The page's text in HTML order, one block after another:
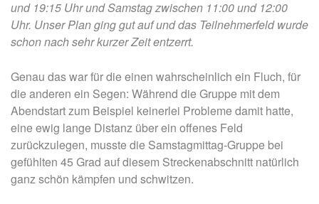
und 19:15 Uhr und Samstag zwischen 11:00 und 12:00
Uhr. Unser Plan ging gut auf und das Teilnehmerfeld wurde
schon nach sehr kurzer Zeit entzerrt.
Genau das war für die einen wahrscheinlich ein Fluch, für
die anderen ein Segen: Während die Gruppe mit dem
Abendstart zum Beispiel keinerlei Probleme damit hatte,
eine ewig lange Distanz über ein offenes Feld
zurückzulegen, musste die Samstagmittag-Gruppe bei
gefühlten 45 Grad auf diesem Streckenabschnitt natürlich
ganz schön kämpfen und schwitzen.